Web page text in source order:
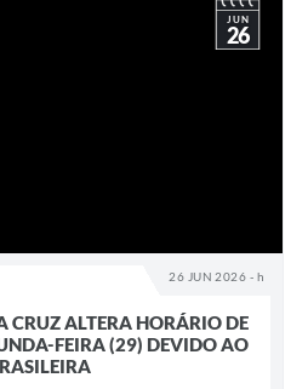
26 JUN 2026 - h
JUN
26
CRUZ ALTERA HORÁRIO DE
FEIRA (29) DEVIDO AO